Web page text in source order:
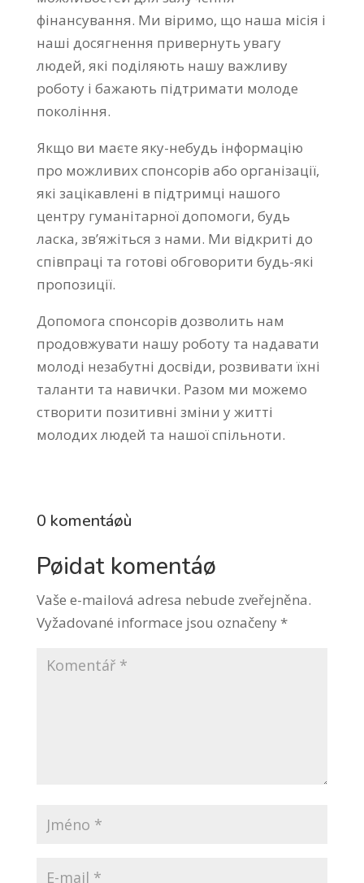
фінансування. Ми віримо, що наша місія і
наші досягнення привернуть увагу
людей, які поділяють нашу важливу
роботу і бажають підтримати молоде
покоління.
Якщо ви маєте яку-небудь інформацію
про можливих спонсорів або організації,
які зацікавлені в підтримці нашого
центру гуманітарної допомоги, будь
ласка, зв’яжіться з нами. Ми відкриті до
співпраці та готові обговорити будь-які
пропозиції.
Допомога спонсорів дозволить нам
продовжувати нашу роботу та надавати
молоді незабутні досвіди, розвивати їхні
таланти та навички. Разом ми можемо
створити позитивні зміни у житті
молодих людей та нашої спільноти.
0 komentáøù
Pøidat komentáø
Vaše e-mailová adresa nebude zveřejněna.
Vyžadované informace jsou označeny *